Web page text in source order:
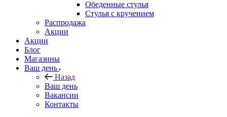
Обеденные стулья
Стулья с кручением
Распродажа
Акции
Акции
Блог
Магазины
Ваш день
Назад
Ваш день
Вакансии
Контакты